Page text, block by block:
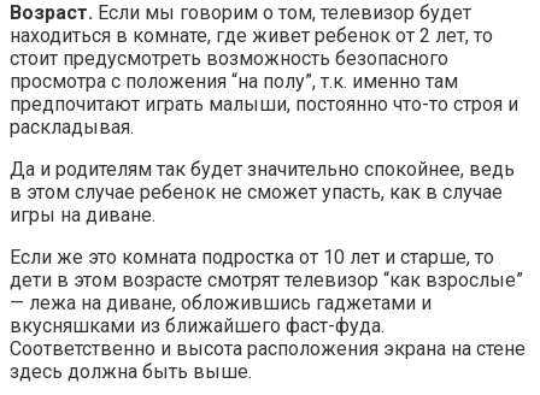
Возраст. Если мы говорим о том, телевизор будет
находиться в комнате, где живет ребенок от 2 лет, то
стоит предусмотреть возможность безопасного
просмотра с положения “на полу”, т.к. именно там
предпочитают играть малыши, постоянно что-то строя и
раскладывая.
Да и родителям так будет значительно спокойнее, ведь
в этом случае ребенок не сможет упасть, как в случае
игры на диване.
Если же это комната подростка от 10 лет и старше, то
дети в этом возрасте смотрят телевизор “как взрослые”
— лежа на диване, обложившись гаджетами и
вкусняшками из ближайшего фаст-фуда.
Соответственно и высота расположения экрана на стене
здесь должна быть выше.